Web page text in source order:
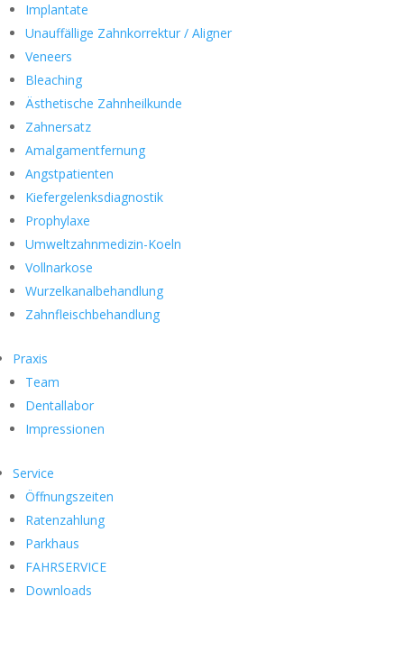
Implantate
Unauffällige Zahnkorrektur / Aligner
Veneers
Bleaching
Ästhetische Zahnheilkunde
Zahnersatz
Amalgamentfernung
Angstpatienten
Kiefergelenksdiagnostik
Prophylaxe
Umweltzahnmedizin-Koeln
Vollnarkose
Wurzelkanalbehandlung
Zahnfleischbehandlung
Praxis
Team
Dentallabor
Impressionen
Service
Öffnungszeiten
Ratenzahlung
Parkhaus
FAHRSERVICE
Downloads